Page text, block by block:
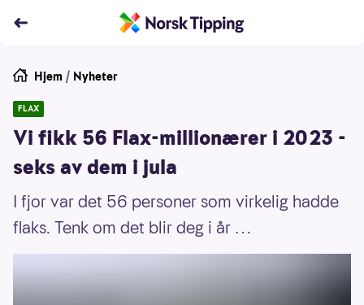
Hjem / Nyheter
FLAX
Vi fikk 56 Flax-millionærer i 2023 -
seks av dem i jula
I fjor var det 56 personer som virkelig hadde
flaks. Tenk om det blir deg i år …